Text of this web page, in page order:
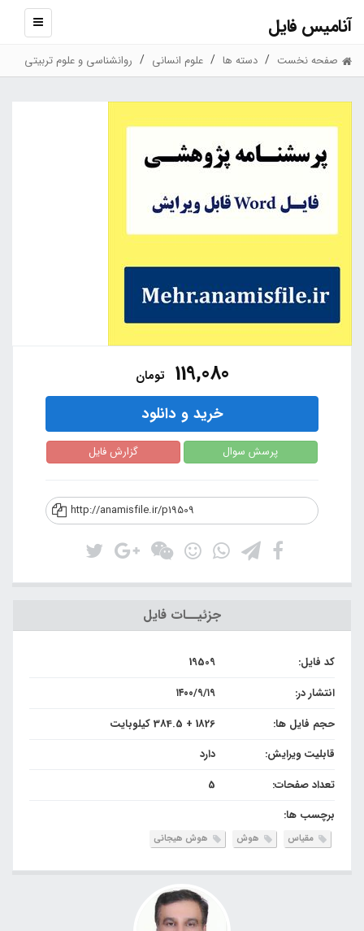
آنامیس فایل
نمایش
صفحه نخست دسته ها علوم انسانی روانشناسی و علوم تربیتی
119,080 تومان
خرید و دانلود
پرسش سوال گزارش فایل
http://anamisfile.ir/p19509
جزئیــات فایل
کد فایل:
19509
انتشار در:
۱۴۰۰/۹/۱۹
حجم فایل ها:
1826 + 384.5 کیلوبایت
قابلیت ویرایش:
دارد
تعداد صفحات:
5
برچسب ها:
مقیاس هوش هوش هیجانی